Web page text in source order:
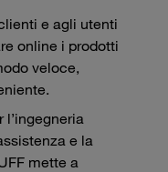
e agli utenti
online i prodotti
veloce,
e la
mette a